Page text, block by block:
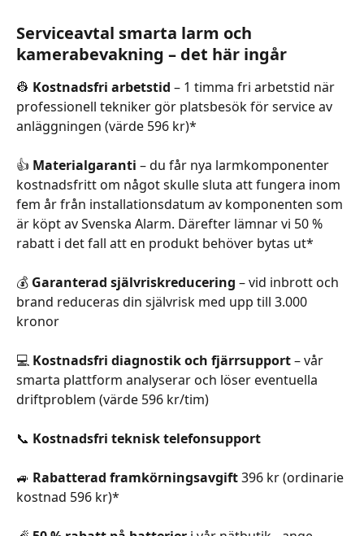
Serviceavtal smarta larm och
kamerabevakning – det här ingår
👷 Kostnadsfri arbetstid – 1 timma fri arbetstid när
professionell tekniker gör platsbesök för service av
anläggningen (värde 596 kr)*
👍 Materialgaranti – du får nya larmkomponenter
kostnadsfritt om något skulle sluta att fungera inom
fem år från installationsdatum av komponenten som
är köpt av Svenska Alarm. Därefter lämnar vi 50 %
rabatt i det fall att en produkt behöver bytas ut*
💰 Garanterad självriskreducering – vid inbrott och
brand reduceras din självrisk med upp till 3.000
kronor
💻 Kostnadsfri diagnostik och fjärrsupport – vår
smarta plattform analyserar och löser eventuella
driftproblem (värde 596 kr/tim)
📞 Kostnadsfri teknisk telefonsupport
🚙 Rabatterad framkörningsavgift 396 kr (ordinarie
kostnad 596 kr)*